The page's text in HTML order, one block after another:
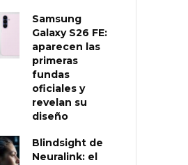
Samsung
Galaxy S26 FE:
aparecen las
primeras
fundas
oficiales y
revelan su
diseño
Blindsight de
Neuralink: el